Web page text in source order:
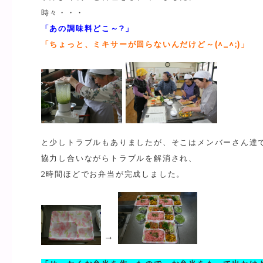
時々・・・
「あの調味料どこ～?」
「ちょっと、ミキサーが回らないんだけど～(^_^;)」
と少しトラブルもありましたが、そこはメンバーさん達
協力し合いながらトラブルを解消され、
2時間ほどでお弁当が完成しました。
→